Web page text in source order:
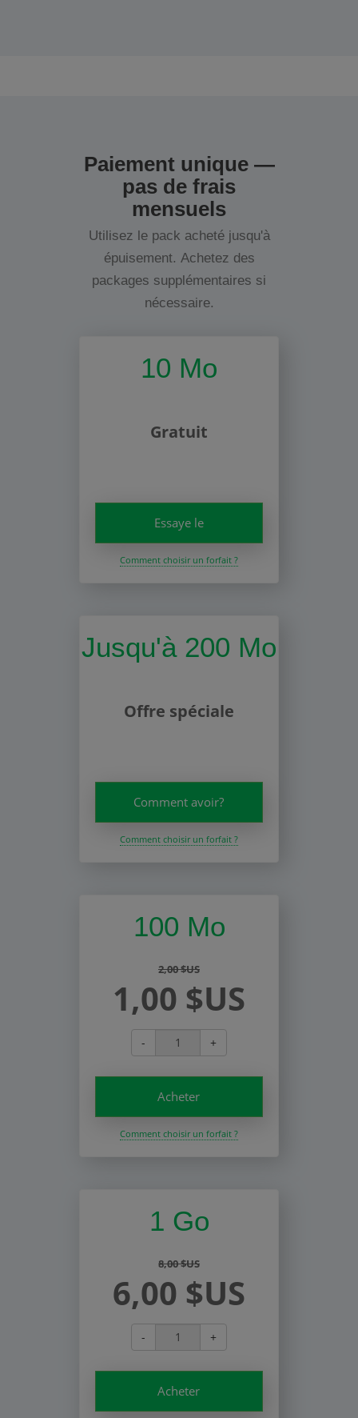
Paiement unique —
pas de frais
mensuels
Utilisez le pack acheté jusqu'à
épuisement. Achetez des
packages supplémentaires si
nécessaire.
10 Mo
Gratuit
Essaye le
Comment choisir un forfait ?
Jusqu'à 200 Mo
Offre spéciale
Comment avoir?
Comment choisir un forfait ?
100 Mo
2,00 $US
1,00 $US
- +
Acheter
Comment choisir un forfait ?
1 Go
8,00 $US
6,00 $US
- +
Acheter